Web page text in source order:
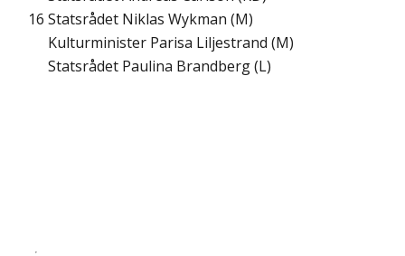
16 Statsrådet Niklas Wykman (M)
Kulturminister Parisa Liljestrand (M)
Statsrådet Paulina Brandberg (L)